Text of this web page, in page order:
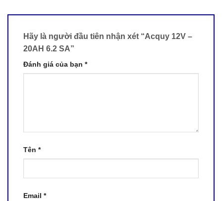
Hãy là người đầu tiên nhận xét “Acquy 12V –
20AH 6.2 SA”
Đánh giá của bạn *
Tên *
Email *